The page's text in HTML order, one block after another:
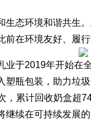
态环境和谐共生
前在环境友好、履
业于2019年开始在
塑瓶包装，助力垃
，累计回收奶盒超
继续在可持续发展